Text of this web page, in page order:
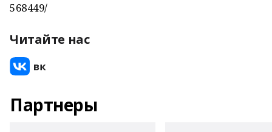
568449/
Читайте нас
Партнеры